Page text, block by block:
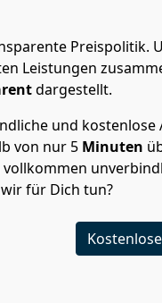
Preispolitik.
Leistungen
dargestellt.
und kostenlose
von nur 5 Minuten
für Dich tun?